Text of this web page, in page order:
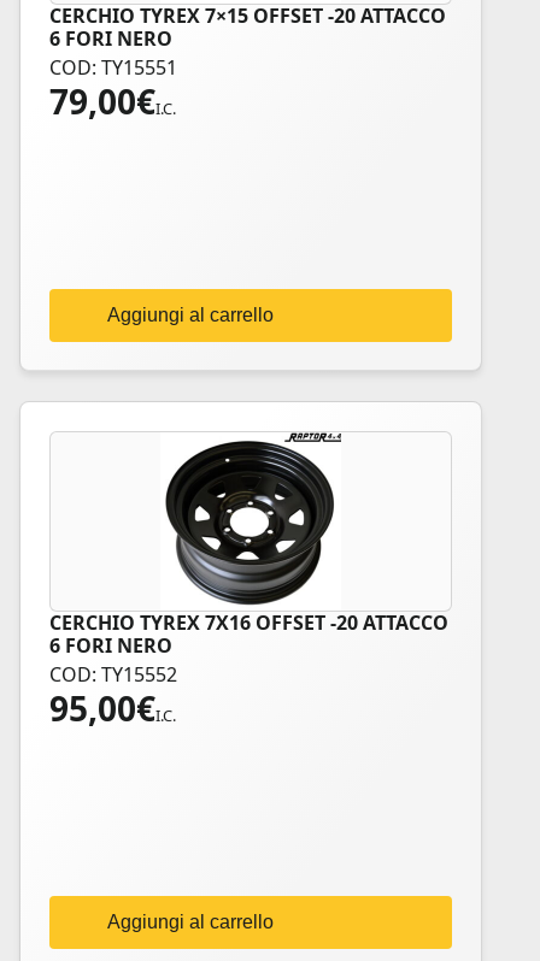
CERCHIO TYREX 7×15 OFFSET -20 ATTACCO
6 FORI NERO
COD: TY15551
79,00€I.C.
Aggiungi al carrello
CERCHIO TYREX 7X16 OFFSET -20 ATTACCO
6 FORI NERO
COD: TY15552
95,00€I.C.
Aggiungi al carrello